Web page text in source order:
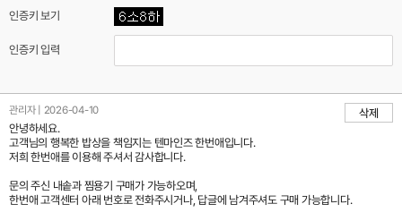
인증키 보기
인증키 입력
관리자 | 2026-04-10
삭제
안녕하세요.
고객님의 행복한 밥상을 책임지는 텐마인즈 한번애입니다.
저희 한번애를 이용해 주셔서 감사합니다.
문의 주신 내솥과 찜용기 구매가 가능하오며,
한번애 고객센터 아래 번호로 전화주시거나, 답글에 남겨주셔도 구매 가능합니다.